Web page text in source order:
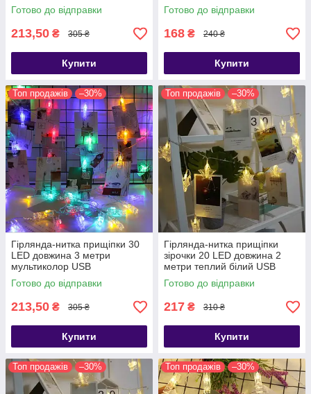
Готово до відправки
213,50 ₴ 305 ₴
Купити
Готово до відправки
168 ₴ 240 ₴
Купити
Топ продажів –30%
Гірлянда-нитка прищіпки 30
LED довжина 3 метри
мультиколор USB
Готово до відправки
213,50 ₴ 305 ₴
Купити
Топ продажів –30%
Гірлянда-нитка прищіпки
зірочки 20 LED довжина 2
метри теплий білий USB
Готово до відправки
217 ₴ 310 ₴
Купити
Топ продажів –30% Топ продажів –30%